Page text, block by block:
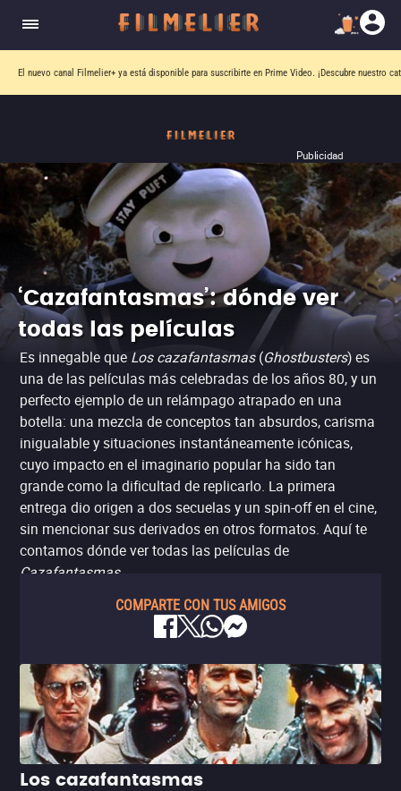
El nuevo canal Filmelier+ ya está disponible para suscribirte en Prime Video. ¡Descubre nuestro
Publicidad
‘Cazafantasmas’: dónde ver
todas las películas
Es innegable que Los cazafantasmas(Ghostbusters) es
una de las películas más celebradas de los años 80, y un
perfecto ejemplo de un relámpago atrapado en una
botella: una mezcla de conceptos tan absurdos, carisma
inigualable y situaciones instantáneamente icónicas,
cuyo impacto en el imaginario popular ha sido tan
grande como la dificultad de replicarlo. La primera
entrega dio origen a dos secuelas y un spin-off en el cine,
sin mencionar sus derivados en otros formatos. Aquí te
contamos dónde ver todas las películas de
Cazafantasmas.
COMPARTE CON TUS AMIGOS
Los cazafantasmas